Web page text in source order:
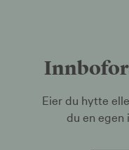
Eier du hytte
du en egen